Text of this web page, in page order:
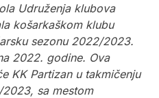
Udruženja klubova
košarkaškom klubu
sezonu 2022/2023.
2022. godine. Ova
KK Partizan u takmičenju
2023, sa mestom